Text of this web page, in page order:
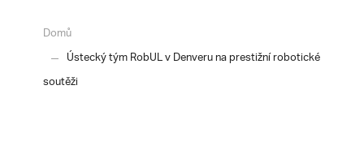
Domů
Ústecký tým RobUL v Denveru na prestižní robotické
soutěži